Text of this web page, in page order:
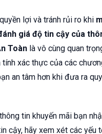
lợi và tránh rủi ro khi
giá độ tin cậy của
Toàn là vô cùng quan
tính xác thực của các
an tâm hơn khi đưa ra
tin khuyến mãi bạn
cậy, hãy xem xét các yếu